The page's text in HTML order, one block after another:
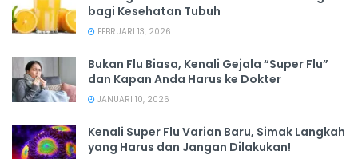
bagi Kesehatan Tubuh
FEBRUARI 13, 2026
Bukan Flu Biasa, Kenali Gejala “Super Flu”
dan Kapan Anda Harus ke Dokter
JANUARI 10, 2026
Kenali Super Flu Varian Baru, Simak Langkah
yang Harus dan Jangan Dilakukan!